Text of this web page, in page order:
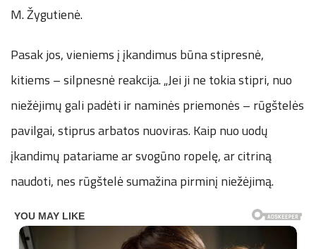
M. Žygutienė.
Pasak jos, vieniems į įkandimus būna stipresnė,
kitiems – silpnesnė reakcija. „Jei ji ne tokia stipri, nuo
niežėjimų gali padėti ir naminės priemonės – rūgštelės
pavilgai, stiprus arbatos nuoviras. Kaip nuo uodų
įkandimų patariame ar svogūno ropelę, ar citriną
naudoti, nes rūgštelė sumažina pirminį niežėjimą.